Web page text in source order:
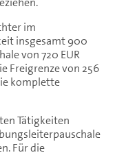
im
insgesamt 900
von 720 EUR
Freigrenze von 256
komplette
Tätigkeiten
Für die